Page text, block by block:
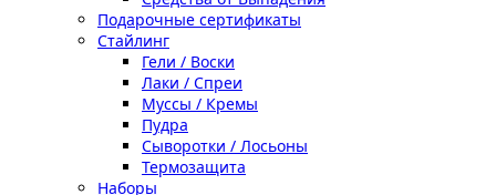
Подарочные сертификаты
Стайлинг
Гели / Воски
Лаки / Спреи
Муссы / Кремы
Пудра
Сыворотки / Лосьоны
Термозащита
Наборы